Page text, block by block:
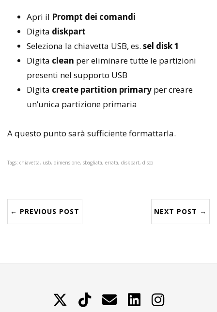
Apri il Prompt dei comandi
Digita diskpart
Seleziona la chiavetta USB, es. sel disk 1
Digita clean per eliminare tutte le partizioni
presenti nel supporto USB
Digita create partition primary per creare
un’unica partizione primaria
A questo punto sarà sufficiente formattarla.
Tags: chiavetta, usb, dimensione, sbagliata, errata, diskpart, disco
← PREVIOUS POST NEXT POST →
TikTok Contattami LinkedIn